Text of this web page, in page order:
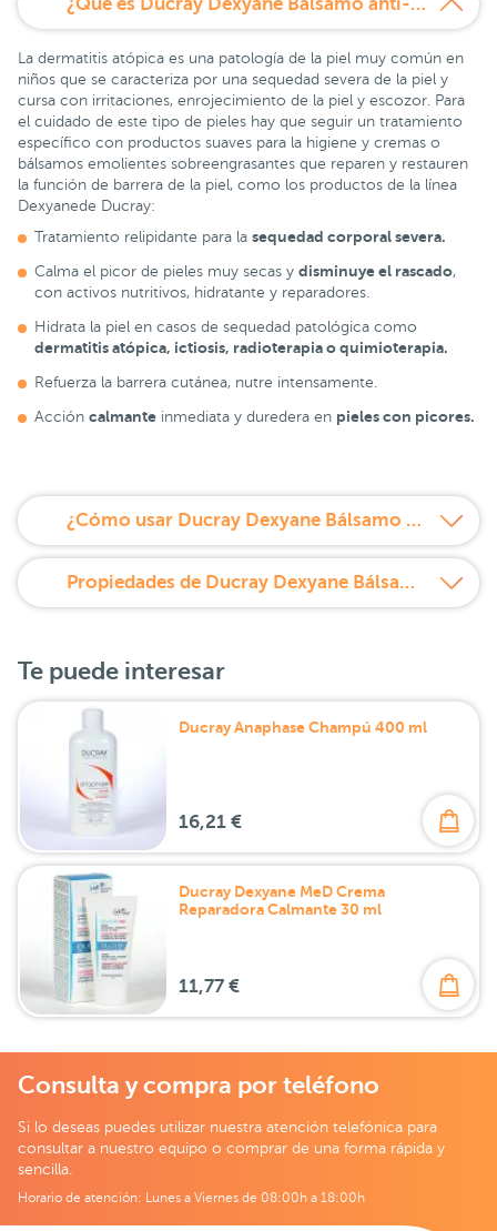
La dermatitis atópica es una patología de la piel muy común en
niños que se caracteriza por una sequedad severa de la piel y
cursa con irritaciones, enrojecimiento de la piel y escozor. Para
el cuidado de este tipo de pieles hay que seguir un tratamiento
específico con productos suaves para la higiene y cremas o
bálsamos emolientes sobreengrasantes que reparen y restauren
la función de barrera de la piel, como los productos de la línea
Dexyanede Ducray:
Tratamiento relipidante para la sequedad corporal severa.
Calma el picor de pieles muy secas y disminuye el rascado,
con activos nutritivos, hidratante y reparadores.
Hidrata la piel en casos de sequedad patológica como
dermatitis atópica, ictiosis, radioterapia o quimioterapia.
Refuerza la barrera cutánea, nutre intensamente.
Acción calmante inmediata y duredera en pieles con picores.
¿Cómo usar Ducray Dexyane Bálsamo anti-rascado 200 ml?
Propiedades de Ducray Dexyane Bálsamo anti-rascado 200 ml
Te puede interesar
Ducray Anaphase Champú 400 ml
16,21 €
Ducray Dexyane MeD Crema
Reparadora Calmante 30 ml
11,77 €
Consulta y compra por teléfono
Si lo deseas puedes utilizar nuestra atención telefónica para
consultar a nuestro equipo o comprar de una forma rápida y
sencilla.
Horario de atención: Lunes a Viernes de 08:00h a 18:00h